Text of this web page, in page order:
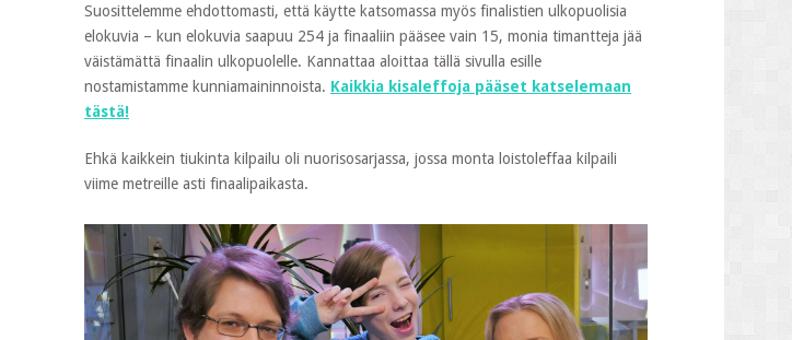
Suosittelemme ehdottomasti, että käytte katsomassa myös finalistien ulkopuolisia
elokuvia – kun elokuvia saapuu 254 ja finaaliin pääsee vain 15, monia timantteja jää
väistämättä finaalin ulkopuolelle. Kannattaa aloittaa tällä sivulla esille
nostamistamme kunniamaininnoista. Kaikkia kisaleffoja pääset katselemaan
tästä!
Ehkä kaikkein tiukinta kilpailu oli nuorisosarjassa, jossa monta loistoleffaa kilpaili
viime metreille asti finaalipaikasta.